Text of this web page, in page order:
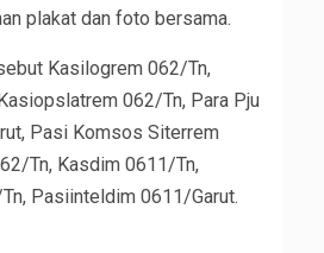
plakat dan foto bersama.
Kasilogrem 062/Tn,
062/Tn, Para Pju
Pasi Komsos Siterrem
Tn, Kasdim 0611/Tn,
Pasiinteldim 0611/Garut.